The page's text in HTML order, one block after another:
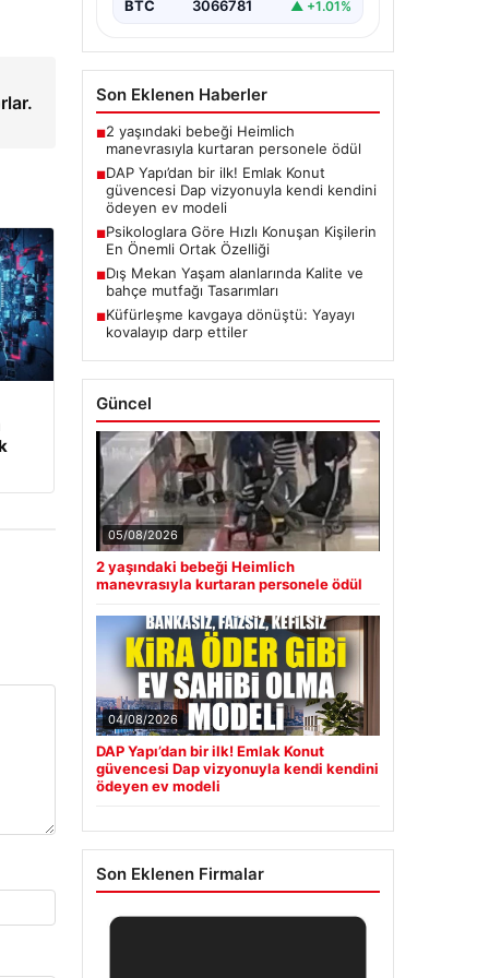
BTC 3066781 ▲ +1.01%
Son Eklenen Haberler
■2 yaşındaki bebeği Heimlich
manevrasıyla kurtaran personele ödül
■DAP Yapı’dan bir ilk! Emlak Konut
güvencesi Dap vizyonuyla kendi kendini
ödeyen ev modeli
■Psikologlara Göre Hızlı Konuşan Kişilerin
En Önemli Ortak Özelliği
■Dış Mekan Yaşam alanlarında Kalite ve
bahçe mutfağı Tasarımları
■Küfürleşme kavgaya dönüştü: Yayayı
kovalayıp darp ettiler
Güncel
05/08/2026
2 yaşındaki bebeği Heimlich
manevrasıyla kurtaran personele ödül
04/08/2026
DAP Yapı’dan bir ilk! Emlak Konut
güvencesi Dap vizyonuyla kendi kendini
ödeyen ev modeli
Son Eklenen Firmalar